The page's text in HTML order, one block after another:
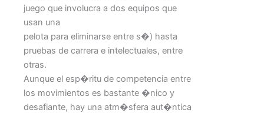
juego que involucra a dos equipos que
usan una
pelota para eliminarse entre s�) hasta
pruebas de carrera e intelectuales, entre
otras.
Aunque el esp�ritu de competencia entre
los movimientos es bastante �nico y
desafiante, hay una atm�sfera aut�ntica